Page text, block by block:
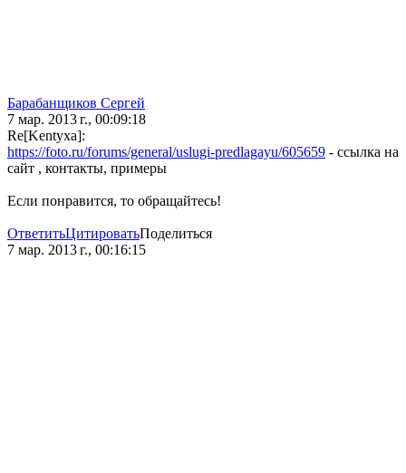
Барабанщиков Сергей
7 мар. 2013 г., 00:09:18
Re[Kentyxa]:
https://foto.ru/forums/general/uslugi-predlagayu/605659 - ссылка на
сайт , контакты, примеры
Если понравится, то обращайтесь!
ОтветитьЦитироватьПоделиться
7 мар. 2013 г., 00:16:15